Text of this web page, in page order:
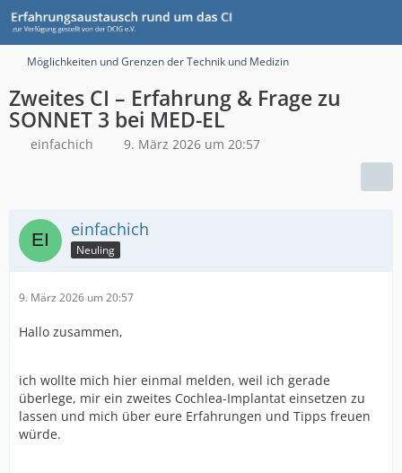
Möglichkeiten und Grenzen der Technik und Medizin
Zweites CI – Erfahrung & Frage zu
SONNET 3 bei MED-EL
einfachich 9. März 2026 um 20:57
einfachich
Neuling
9. März 2026 um 20:57
Hallo zusammen,
ich wollte mich hier einmal melden, weil ich gerade
überlege, mir ein zweites Cochlea-Implantat einsetzen zu
lassen und mich über eure Erfahrungen und Tipps freuen
würde.